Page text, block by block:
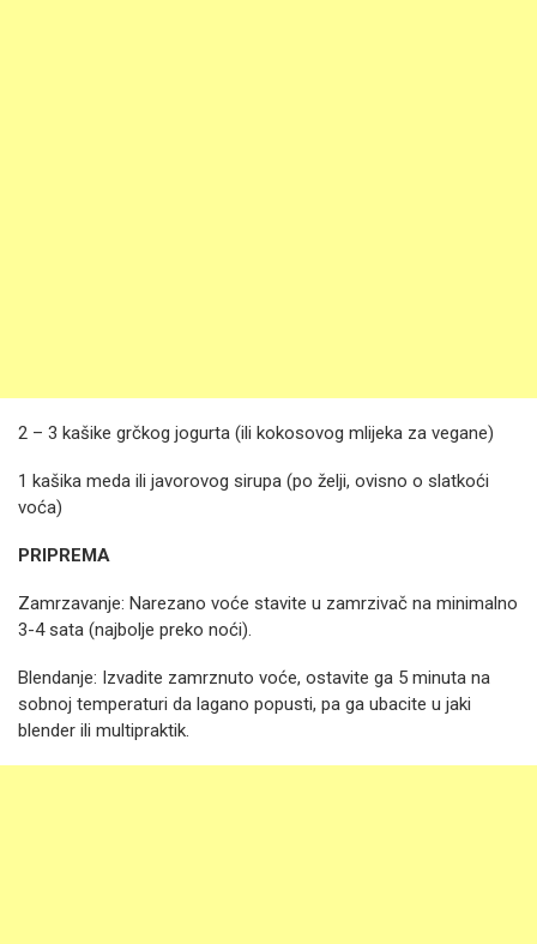
2 – 3 kašike grčkog jogurta (ili kokosovog mlijeka za vegane)
1 kašika meda ili javorovog sirupa (po želji, ovisno o slatkoći
voća)
PRIPREMA
Zamrzavanje: Narezano voće stavite u zamrzivač na minimalno
3-4 sata (najbolje preko noći).
Blendanje: Izvadite zamrznuto voće, ostavite ga 5 minuta na
sobnoj temperaturi da lagano popusti, pa ga ubacite u jaki
blender ili multipraktik.